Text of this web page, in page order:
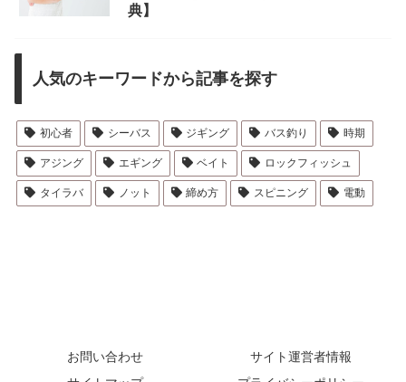
典】
人気のキーワードから記事を探す
初心者 シーバス ジギング バス釣り 時期
アジング エギング ベイト ロックフィッシュ
タイラバ ノット 締め方 スピニング 電動
お問い合わせ
サイト運営者情報